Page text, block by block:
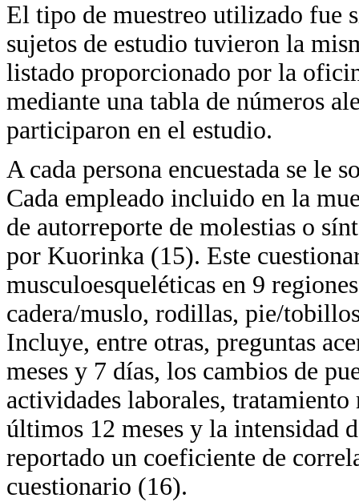
El tipo de muestreo utilizado fue
sujetos de estudio tuvieron la
listado proporcionado por la
mediante una tabla de números
participaron en el estudio.
A cada persona encuestada se
Cada empleado incluido en la
de autorreporte de molestias o
por Kuorinka (15). Este
musculoesqueléticas en 9
cadera/muslo, rodillas, pie/
Incluye, entre otras, preguntas
meses y 7 días, los cambios de
actividades laborales,
últimos 12 meses y la intensidad
reportado un coeficiente de
cuestionario (16).